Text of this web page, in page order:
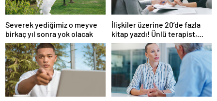
Severek yediğimiz o meyve
birkaç yıl sonra yok olacak
İlişkiler üzerine 20’de fazla
kitap yazdı! Ünlü terapist,
boşanmaların gerçek
suçlularını açıklıyor